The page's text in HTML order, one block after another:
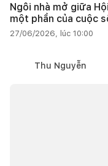
Ngôi nhà mở giữa
một phần của cuộc
27/06/2026, lúc 10:00
Thu Nguyễn